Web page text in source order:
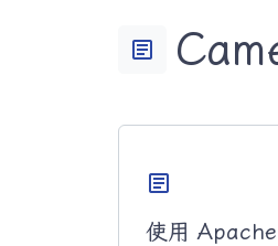
article
article
使用